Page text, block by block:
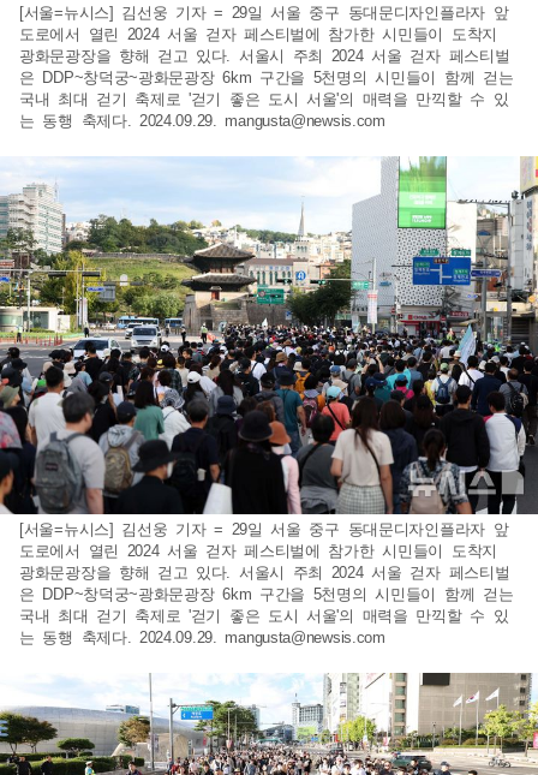
[서울=뉴시스] 김선웅 기자 = 29일 서울 중구 동대문디자인플라자 앞
도로에서 열린 2024 서울 걷자 페스티벌에 참가한 시민들이 도착지
광화문광장을 향해 걷고 있다. 서울시 주최 2024 서울 걷자 페스티벌
은 DDP~창덕궁~광화문광장 6km 구간을 5천명의 시민들이 함께 걷는
국내 최대 걷기 축제로 '걷기 좋은 도시 서울'의 매력을 만끽할 수 있
는 동행 축제다. 2024.09.29. mangusta@newsis.com
[서울=뉴시스] 김선웅 기자 = 29일 서울 중구 동대문디자인플라자 앞
도로에서 열린 2024 서울 걷자 페스티벌에 참가한 시민들이 도착지
광화문광장을 향해 걷고 있다. 서울시 주최 2024 서울 걷자 페스티벌
은 DDP~창덕궁~광화문광장 6km 구간을 5천명의 시민들이 함께 걷는
국내 최대 걷기 축제로 '걷기 좋은 도시 서울'의 매력을 만끽할 수 있
는 동행 축제다. 2024.09.29. mangusta@newsis.com